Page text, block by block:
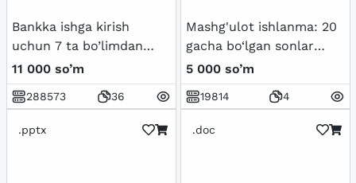
Bankka ishga kirish
uchun 7 ta bo’limdan
test savollari javoblari
bilan
11 000 so’m
288573 36
Mashg'ulot ishlanma: 20
gacha bo‘lgan sonlar
bilan tanishtirish.
5 000 so’m
19814 4
.pptx .doc